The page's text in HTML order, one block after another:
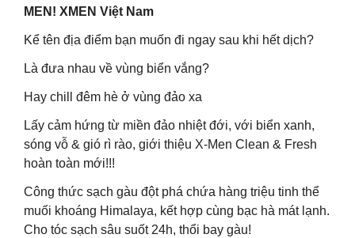
MEN! XMEN Việt Nam
Kể tên địa điểm bạn muốn đi ngay sau khi hết dịch?
Là đưa nhau về vùng biển vắng?
Hay chill đêm hè ở vùng đảo xa
Lấy cảm hứng từ miền đảo nhiệt đới, với biển xanh,
sóng vỗ & gió rì rào, giới thiệu X-Men Clean & Fresh
hoàn toàn mới!!!
Công thức sạch gàu đột phá chứa hàng triệu tinh thể
muối khoáng Himalaya, kết hợp cùng bạc hà mát lạnh.
Cho tóc sạch sâu suốt 24h, thổi bay gàu!